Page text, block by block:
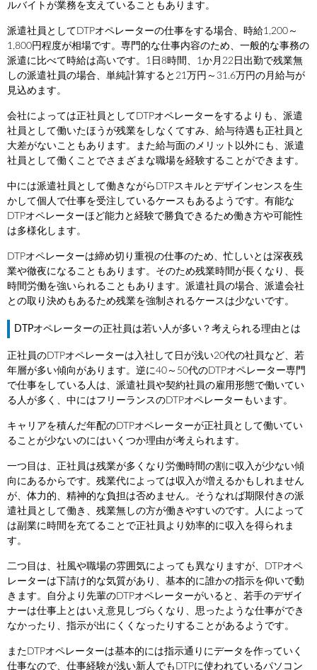
ルバイトが業務を支えていることもあります。
派遣社員としてDTPオペレーターの仕事をする場合、時給1,200～
1,800円程度が相場です。専門的な仕事内容のため、一般的な事務の
派遣に比べて時給は高いです。1日8時間、1か月22日出勤で残業無
しの派遣社員の場合、単純計算すると21万円～31.6万円の月給与が
見込めます。
会社によっては正社員としてDTPオペレーターをするよりも、派遣
社員として働いたほうが残業をしなくてすみ、給与待遇も正社員と
大差がないこともあります。また給与面のメリット以外にも、派遣
社員として働くことでさまざまな職場を経験することができます。
中には派遣社員として働きながらDTPスキルとデザインセンスを生
かして個人で仕事を受注しているケースもあるようです。有能な
DTPオペレーターほど能力と経験で勝負できるため働き方や可能性
は多様化します。
DTPオペレーターは締め切り重視の仕事のため、忙しいとは深夜残
業や徹夜になることもあります。そのため残業時間が長くなり、長
時間労働を強いられることもあります。派遣社員の場合、派遣会社
との取り決めもあるため残業を強制されるケースは少ないです。
DTPオペレーターの正社員は若い人が多い？考えられる理由とは
正社員のDTPオペレーターは入社して日が浅い20代の社員など、若
年層が多い傾向があります。逆に40～50代のDTPオペレーター専門
で仕事をしている人は、派遣社員や契約社員の雇用形態で働いてい
る人が多く、中にはフリーランスのDTPオペレーターもいます。
キャリアを積んだ年配のDTPオペレーターが正社員として働いてい
ることが少ないのにはいくつか理由が考えられます。
一つ目は、正社員は残業が多くなり労働時間の割に収入が少ない傾
向にあるからです。残業代によっては収入が増えるかもしれません
が、体力的、精神的な負担は否めません。そうなれば期限付きの派
遣社員として働き、残業無しの方が働きやすいのです。人によって
は副業に時間を充てることで正社員より効率的に収入を得られま
す。
二つ目は、社風や職場の雰囲気によっても異なりますが、DTPオペ
レーターは下請け的な気質があり、基本的に誰かの指示を仰いで動
きます。自分より先輩のDTPオペレーターがいると、若手のデザイ
ナーは仕事上とはいえ意見しづらくなり、思ったような仕事ができ
なかったり、指示が出にくくなったりすることがあるようです。
またDTPオペレーターは基本的には指示通りにデータを作っていく
仕事なので、仕事経験が浅い新人でもDTPに使われているパソコン